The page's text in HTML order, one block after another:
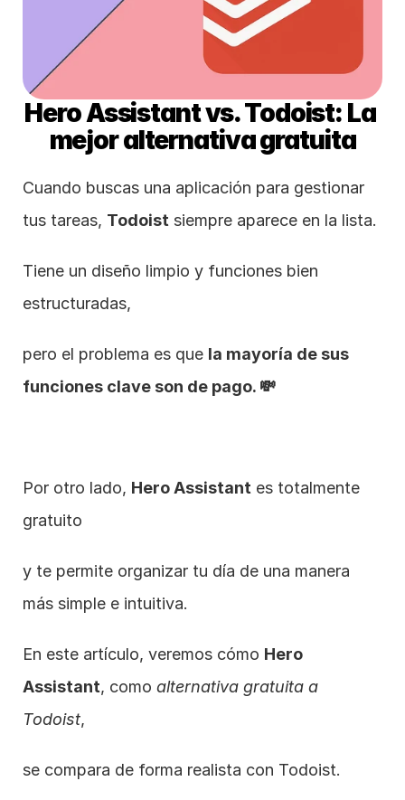
Hero Assistant vs. Todoist: La
mejor alternativa gratuita
Cuando buscas una aplicación para gestionar
tus tareas, Todoist siempre aparece en la lista.
Tiene un diseño limpio y funciones bien
estructuradas,
pero el problema es que la mayoría de sus
funciones clave son de pago. 💸
Por otro lado, Hero Assistant es totalmente
gratuito
y te permite organizar tu día de una manera
más simple e intuitiva.
En este artículo, veremos cómo Hero
Assistant, como alternativa gratuita a
Todoist,
se compara de forma realista con Todoist.